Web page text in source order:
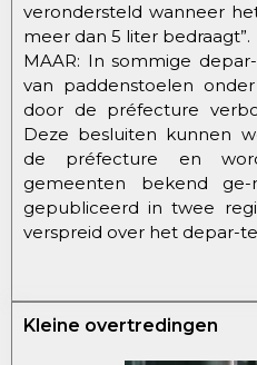
verondersteld wanneer
meer dan 5 liter bedraagt”.
MAAR: In sommige
van paddenstoelen
door de préfecture
Deze besluiten kunnen
de préfecture en
gemeenten bekend
gepubliceerd in twee
verspreid over het depar-
Kleine overtredingen